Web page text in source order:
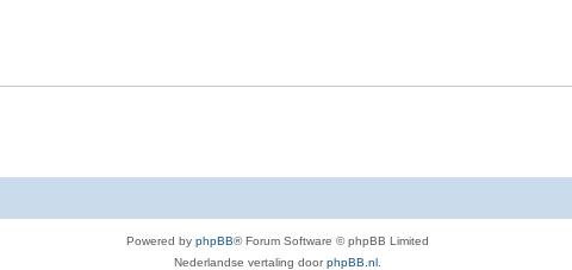
Powered by phpBB® Forum Software © phpBB Limited
Nederlandse vertaling doorphpBB.nl